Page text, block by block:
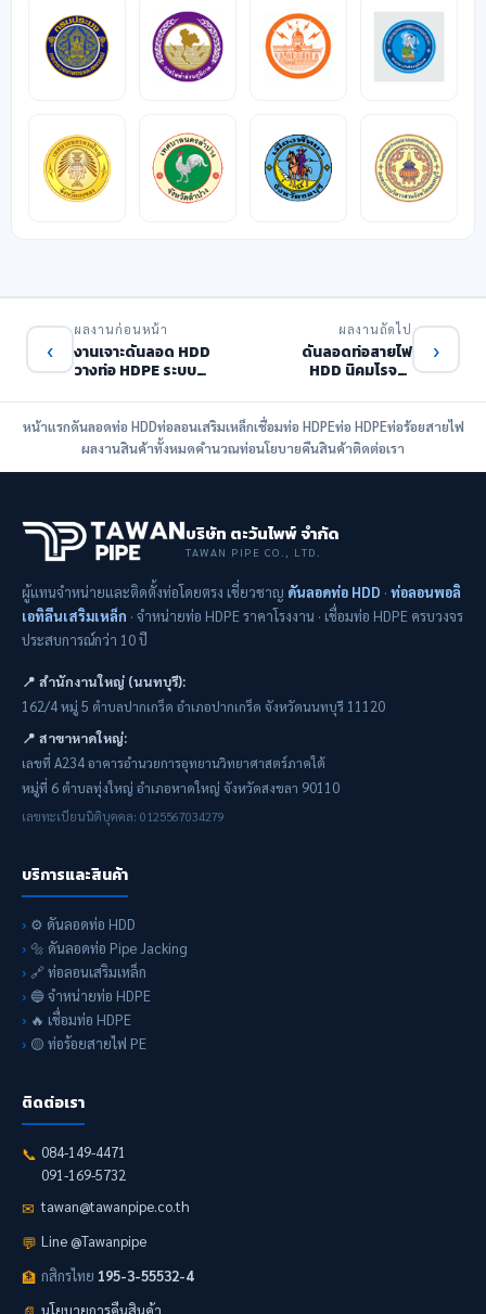
‹
ผลงานก่อนหน้า
งานเจาะดันลอด HDD
วางท่อ HDPE ระบบ
ชลประทานสามเสน
และปากเกร็ด
ผลงานถัดไป
ดันลอดท่อสายไฟ
HDD นิคมโรจนะ
Grid
›
หน้าแรกดันลอดท่อ HDDท่อลอนเสริมเหล็กเชื่อมท่อ HDPEท่อ HDPEท่อร้อยสายไฟ
ผลงานสินค้าทั้งหมดคำนวณท่อนโยบายคืนสินค้าติดต่อเรา
บริษัท ตะวันไพพ์ จำกัด
TAWAN PIPE CO., LTD.
ผู้แทนจำหน่ายและติดตั้งท่อโดยตรง เชี่ยวชาญ ดันลอดท่อ HDD · ท่อลอนพอลิ
เอทิลีนเสริมเหล็ก · จำหน่ายท่อ HDPE ราคาโรงงาน · เชื่อมท่อ HDPE ครบวงจร
ประสบการณ์กว่า 10 ปี
📍 สำนักงานใหญ่ (นนทบุรี):
162/4 หมู่ 5 ตำบลปากเกร็ด อำเภอปากเกร็ด จังหวัดนนทบุรี 11120
📍 สาขาหาดใหญ่:
เลขที่ A234 อาคารอำนวยการอุทยานวิทยาศาสตร์ภาคใต้
หมู่ที่ 6 ตำบลทุ่งใหญ่ อำเภอหาดใหญ่ จังหวัดสงขลา 90110
เลขทะเบียนนิติบุคคล: 0125567034279
บริการและสินค้า
⚙️ ดันลอดท่อ HDD
🔩 ดันลอดท่อ Pipe Jacking
🔗 ท่อลอนเสริมเหล็ก
🔵 จำหน่ายท่อ HDPE
🔥 เชื่อมท่อ HDPE
🟡 ท่อร้อยสายไฟ PE
ติดต่อเรา
📞 084-149-4471
091-169-5732
✉ tawan@tawanpipe.co.th
💬 Line @Tawanpipe
🏦 กสิกรไทย 195-3-55532-4
นโยบายการคืนสินค้า